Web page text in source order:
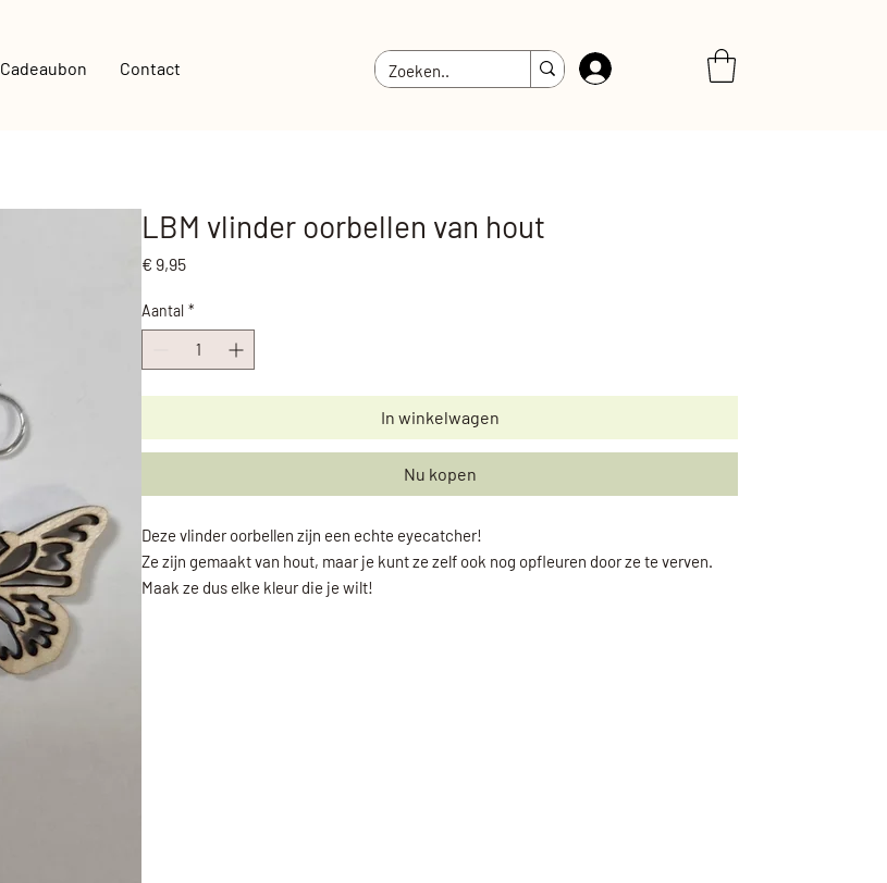
Cadeaubon Contact Inloggen
LBM vlinder oorbellen van hout
€ 9,95Prijs
Aantal *
In winkelwagen
Nu kopen
Deze vlinder oorbellen zijn een echte eyecatcher!
Ze zijn gemaakt van hout, maar je kunt ze zelf ook nog opfleuren door ze te verven.
Maak ze dus elke kleur die je wilt!